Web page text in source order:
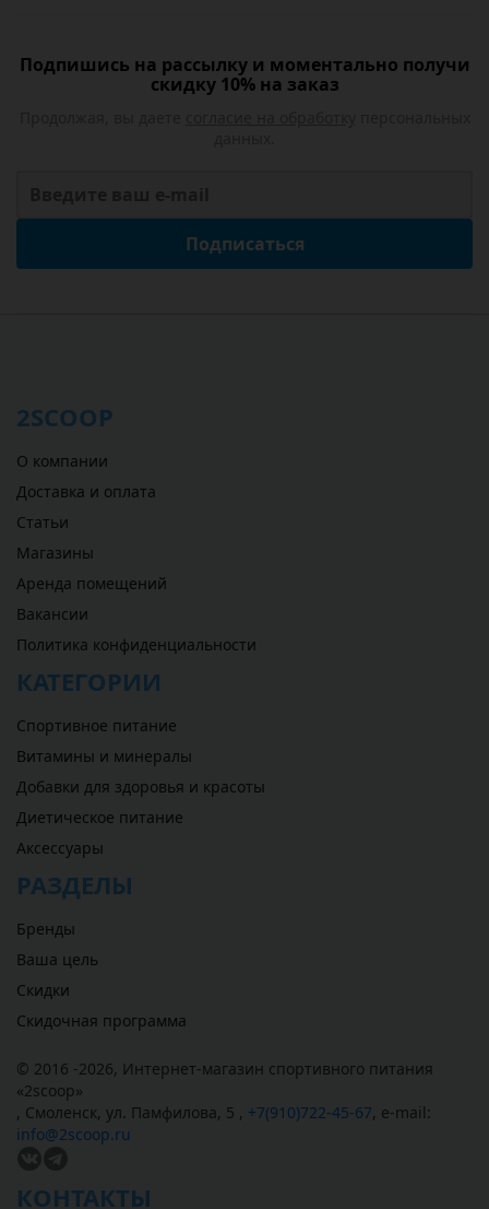
Подпишись на рассылку и моментально получи
скидку 10% на заказ
Подписаться
2SCOOP
О компании
Доставка и оплата
Статьи
Магазины
Аренда помещений
Вакансии
Политика конфиденциальности
КАТЕГОРИИ
Спортивное питание
Витамины и минералы
Добавки для здоровья и красоты
Диетическое питание
Аксессуары
РАЗДЕЛЫ
Бренды
Ваша цель
Скидки
Скидочная программа
© 2016 -2026, Интернет-магазин спортивного питания
«2scoop»
, Смоленск, ул. Памфилова, 5 , +7(910)722-45-67, e-mail:
info@2scoop.ru
КОНТАКТЫ